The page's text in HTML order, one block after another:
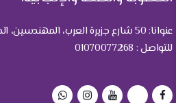
عنوانا: 50 شارع جزيرة العرب، المهندسين، الجيزة، مصر
للتواصل : 01070077268